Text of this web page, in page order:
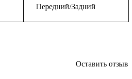
Передний/Задний
Оставить отзыв